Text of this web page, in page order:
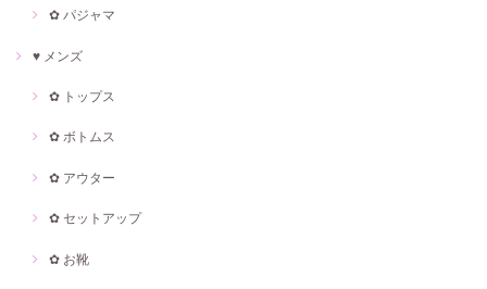
✿ パジャマ
♥ メンズ
✿ トップス
✿ ボトムス
✿ アウター
✿ セットアップ
✿ お靴